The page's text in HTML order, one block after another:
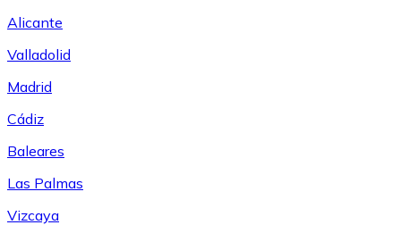
Alicante
Valladolid
Madrid
Cádiz
Baleares
Las Palmas
Vizcaya